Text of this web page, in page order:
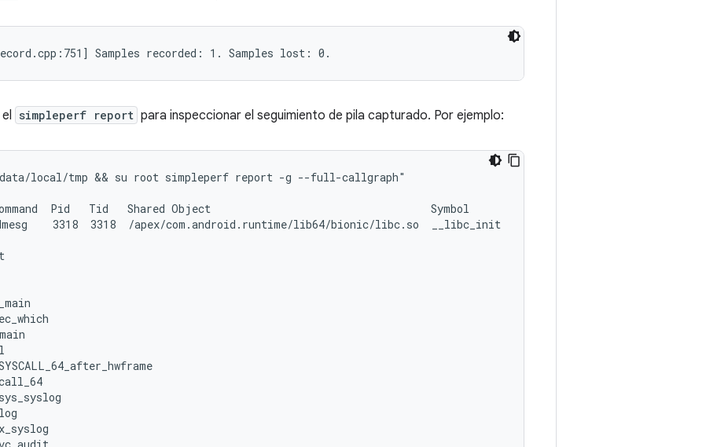
simpleperf report para inspeccionar el seguimiento de pila capturado. Por ejemplo:
local/tmp && su root simpleperf report -g --full-callgraph"
Pid   Tid   Shared Object                                   Symbol
3318  3318  /apex/com.android.runtime/lib64/bionic/libc.so  __libc_init